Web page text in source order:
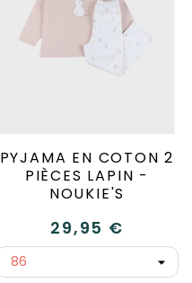
PYJAMA EN COTON 2
PIÈCES LAPIN -
NOUKIE'S
29,95 €